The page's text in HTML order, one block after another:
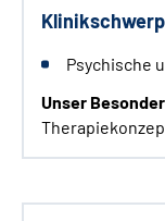
Psychische
Unser